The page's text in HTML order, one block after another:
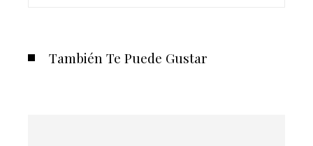
También Te Puede Gustar